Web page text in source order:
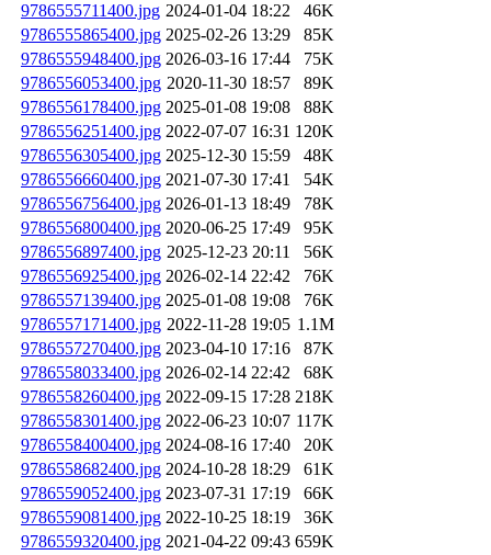
9786555711400.jpg 2024-01-04 18:22
46K
9786555865400.jpg 2025-02-26 13:29
85K
9786555948400.jpg 2026-03-16 17:44
75K
9786556053400.jpg 2020-11-30 18:57
89K
9786556178400.jpg 2025-01-08 19:08
88K
9786556251400.jpg 2022-07-07 16:31 120K
9786556305400.jpg 2025-12-30 15:59
48K
9786556660400.jpg 2021-07-30 17:41
54K
9786556756400.jpg 2026-01-13 18:49
78K
9786556800400.jpg 2020-06-25 17:49
95K
9786556897400.jpg 2025-12-23 20:11
56K
9786556925400.jpg 2026-02-14 22:42
76K
9786557139400.jpg 2025-01-08 19:08
76K
9786557171400.jpg 2022-11-28 19:05 1.1M
9786557270400.jpg 2023-04-10 17:16
87K
9786558033400.jpg 2026-02-14 22:42
68K
9786558260400.jpg 2022-09-15 17:28 218K
9786558301400.jpg 2022-06-23 10:07 117K
9786558400400.jpg 2024-08-16 17:40
20K
9786558682400.jpg 2024-10-28 18:29
61K
9786559052400.jpg 2023-07-31 17:19
66K
9786559081400.jpg 2022-10-25 18:19
36K
9786559320400.jpg 2021-04-22 09:43 659K